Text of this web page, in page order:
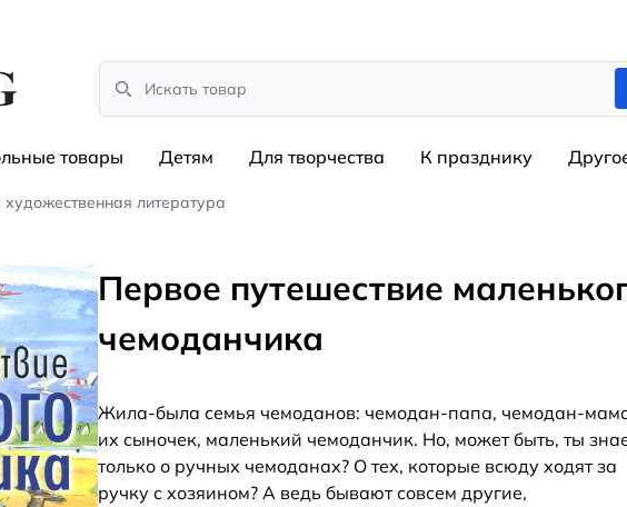
Search
товары Детям Для творчества К празднику
художественная литература
Первое путешествие
чемоданчика
Жила-была семья чемоданов: чемодан-папа, чемодан-
их сыночек, маленький чемоданчик. Но, может быть, ты
только о ручных чемоданах? О тех, которые всюду ходят за
ручку с хозяином? А ведь бывают совсем другие,